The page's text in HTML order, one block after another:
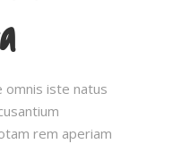
omnis iste natus
rem aperiam